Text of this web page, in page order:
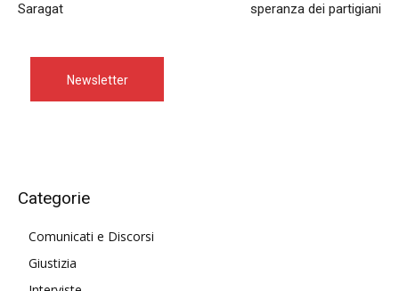
Saragat
speranza dei partigiani
Newsletter
Categorie
Comunicati e Discorsi
Giustizia